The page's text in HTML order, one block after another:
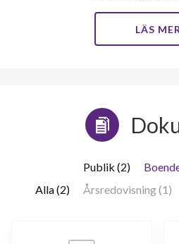
LÄS
Publik (2)
Alla (2)
Årsredovisning (1)